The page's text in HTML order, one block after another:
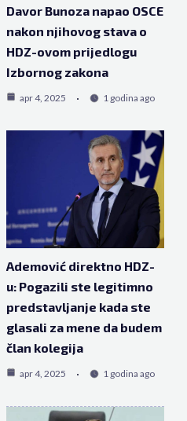
Davor Bunoza napao OSCE
nakon njihovog stava o
HDZ-ovom prijedlogu
Izbornog zakona
apr 4, 2025 1 godina ago
Ademović direktno HDZ-
u: Pogazili ste legitimno
predstavljanje kada ste
glasali za mene da budem
član kolegija
apr 4, 2025 1 godina ago